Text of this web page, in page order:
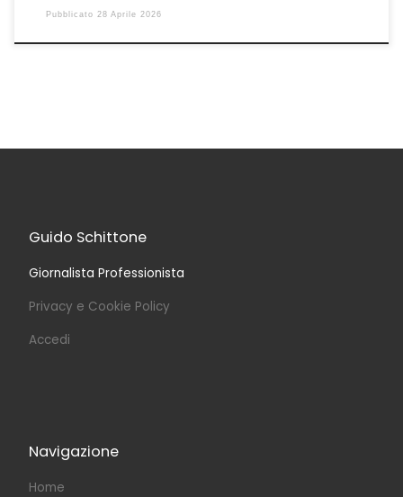
Pubblicato 28 Aprile 2026
Guido Schittone
Giornalista Professionista
Privacy e Cookie Policy
Accedi
Navigazione
Home